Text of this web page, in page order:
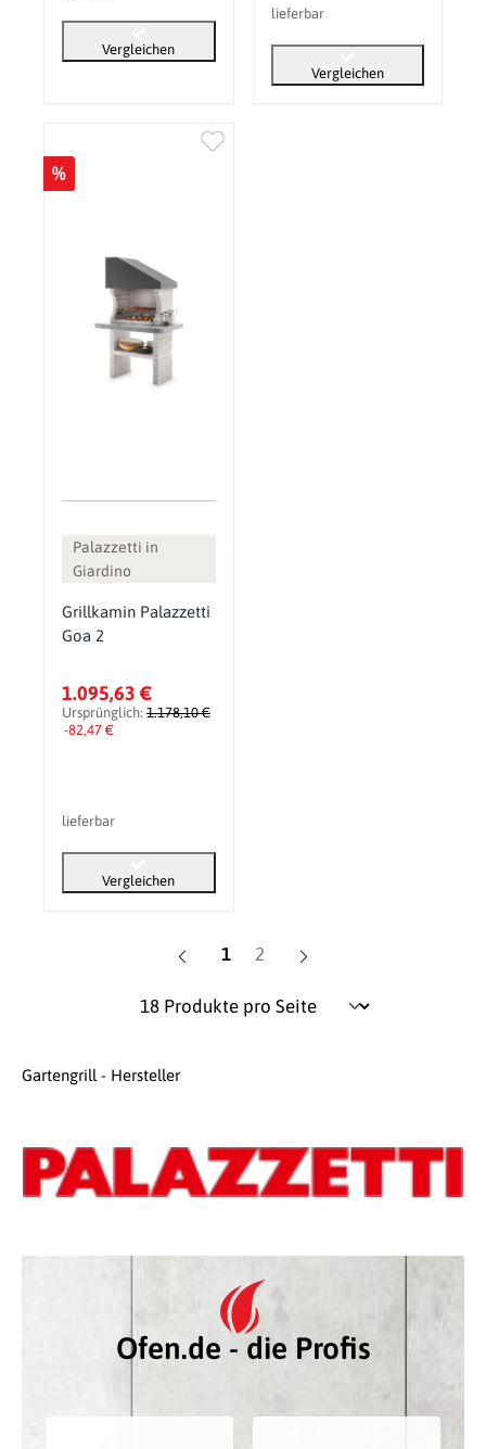
Vergleichen
lieferbar
Vergleichen
%
Palazzetti in
Giardino
Grillkamin Palazzetti
Goa 2
1.095,63 €
Ursprünglich: 1.178,10 €
-82,47 €
lieferbar
Vergleichen
Seite
1 Seite
2
Gartengrill - Hersteller
Ofen.de - die Profis